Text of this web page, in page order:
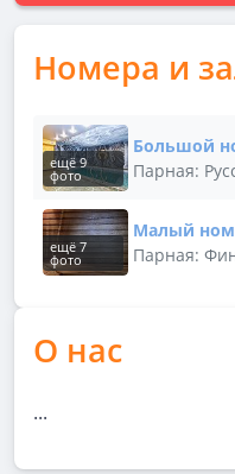
Номера и
ещё 9
фото
Большой
Парная:
Показать
ещё 7
фото
Малый
Парная:
Показать
О нас
...